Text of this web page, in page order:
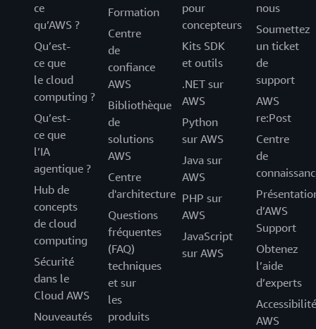
ce
qu’AWS ?
Qu’est-
ce que
le cloud
computing ?
Qu’est-
ce que
l’IA
agentique ?
Hub de
concepts
de cloud
computing
Sécurité
dans le
Cloud AWS
Nouveautés
Formation
Centre
de
confiance
AWS
Bibliothèque
de
solutions
AWS
Centre
d'architecture
Questions
fréquentes
(FAQ)
techniques
et sur
les
produits
pour
concepteurs
Kits SDK
et outils
.NET sur
AWS
Python
sur AWS
Java sur
AWS
PHP sur
AWS
JavaScript
sur AWS
nous
Soumettez
un ticket
de
support
AWS
re:Post
Centre
de
d’AWS
Support
Obtenez
l’aide
d’experts
Accessibilité
AWS